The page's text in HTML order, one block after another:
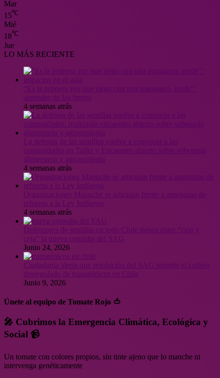
Mar
15℃
Mié
18℃
Jue
LO MÁS RECIENTE
4 semanas atrás
4 semanas atrás
Organizaciones Mapuche se articulan frente a amenazas de
4 semanas atrás
Junio 24, 2026
Ciudadanía alerta que resolución del SAG permite el cultivo
desregulado de transgénicos en Chile
Junio 9, 2026
Únete al equipo de Tomate Rojo 🍅
🎤 Cubrimos la Emergencia Climática, Ecológica y
Social 📹
Un tomate con colores propios, sin tinte ajeno que lo manche ni
intervenga genéticamente